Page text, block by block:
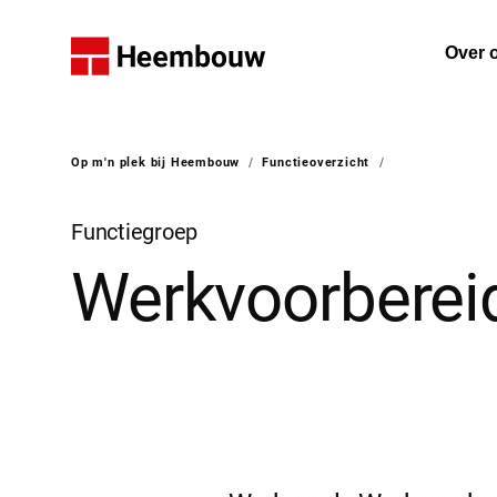
Home Over
U bent hier:
Op m'n plek bij Heembouw / Functieoverzicht /
Functiegroep